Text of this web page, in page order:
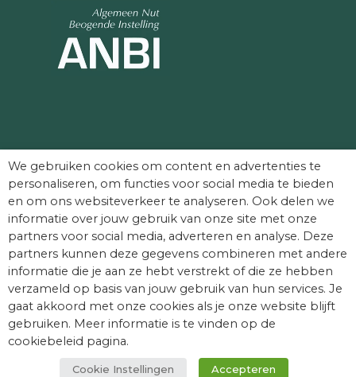
mogelijk maken:
We gebruiken cookies om content en advertenties te
personaliseren, om functies voor social media te bieden
en om ons websiteverkeer te analyseren. Ook delen we
informatie over jouw gebruik van onze site met onze
partners voor social media, adverteren en analyse. Deze
partners kunnen deze gegevens combineren met andere
informatie die je aan ze hebt verstrekt of die ze hebben
verzameld op basis van jouw gebruik van hun services. Je
gaat akkoord met onze cookies als je onze website blijft
gebruiken. Meer informatie is te vinden op de
cookiebeleid pagina.
Cookie Instellingen Accepteren